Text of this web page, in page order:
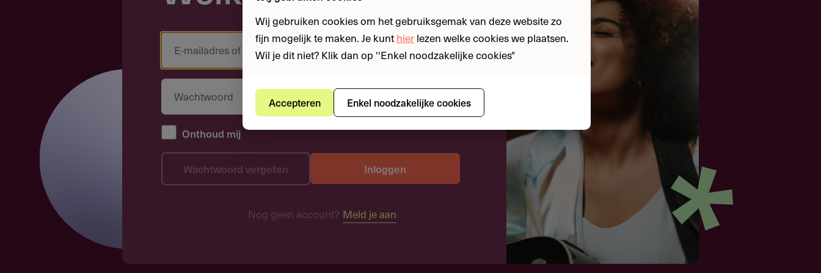
Onthoud mij
Inloggen
Wachtwoord vergeten
Nog geen account? Meld je aan
Wij gebruiken cookies om het gebruiksgemak van deze website zo
fijn mogelijk te maken. Je kunthierlezen welke cookies we plaatsen.
Wil je dit niet? Klik dan op ''Enkel noodzakelijke cookies"
Accepteren Enkel noodzakelijke cookies